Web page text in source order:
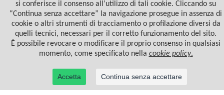
si conferisce il consenso all’utilizzo di tali cookie. Cliccando su
“Continua senza accettare” la navigazione prosegue in assenza di
cookie o altri strumenti di tracciamento o profilazione diversi da
quelli tecnici, necessari per il corretto funzionamento del sito.
È possibile revocare o modificare il proprio consenso in qualsiasi
momento, come specificato nella cookie policy.
Accetta Continua senza accettare